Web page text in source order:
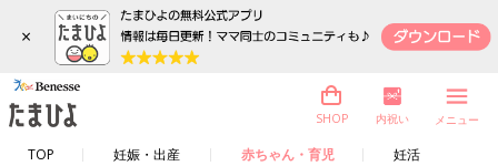
×
TOP 妊娠・出産 赤ちゃん・育児 妊活
SHOP 内祝い メニュー